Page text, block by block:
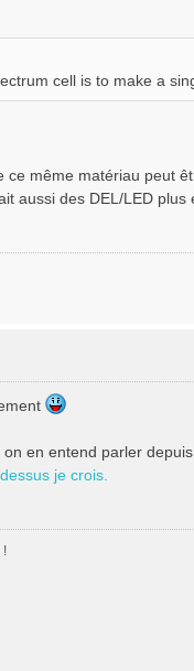
cell is to make a
ce même matériau peut
aussi des DEL/LED plus
en entend parler
je crois.
!